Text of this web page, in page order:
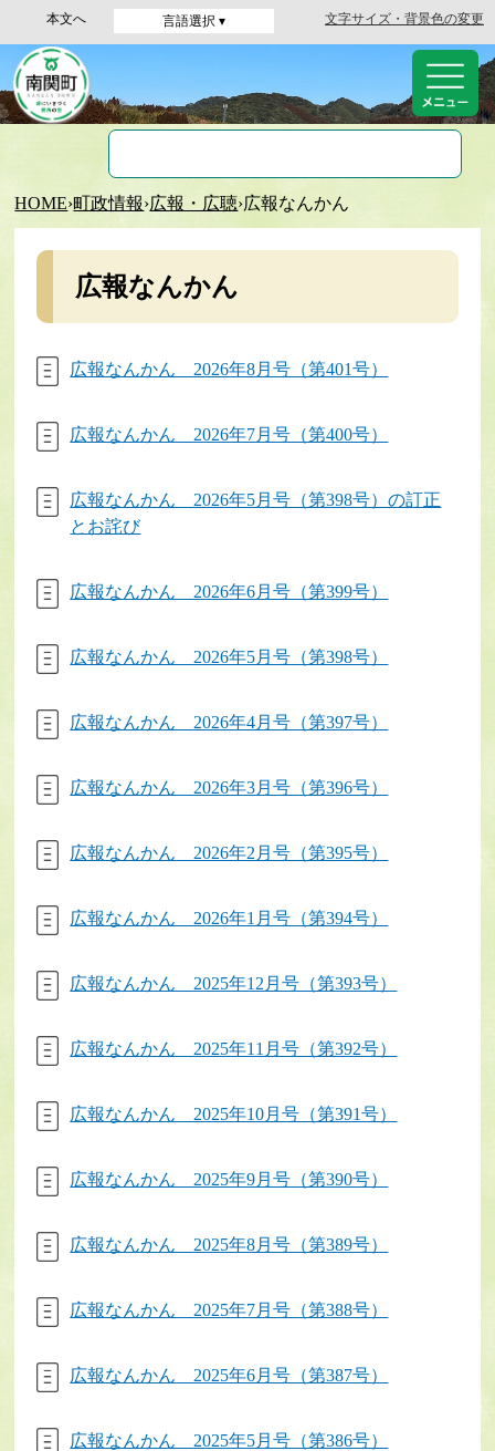
本文へ 言語選択 ▾ 文字サイズ・背景色の変更
HOME›町政情報›広報・広聴›広報なんかん
広報なんかん
広報なんかん 2026年8月号（第401号）
広報なんかん 2026年7月号（第400号）
広報なんかん 2026年5月号（第398号）の訂正
とお詫び
広報なんかん 2026年6月号（第399号）
広報なんかん 2026年5月号（第398号）
広報なんかん 2026年4月号（第397号）
広報なんかん 2026年3月号（第396号）
広報なんかん 2026年2月号（第395号）
広報なんかん 2026年1月号（第394号）
広報なんかん 2025年12月号（第393号）
広報なんかん 2025年11月号（第392号）
広報なんかん 2025年10月号（第391号）
広報なんかん 2025年9月号（第390号）
広報なんかん 2025年8月号（第389号）
広報なんかん 2025年7月号（第388号）
広報なんかん 2025年6月号（第387号）
広報なんかん 2025年5月号（第386号）